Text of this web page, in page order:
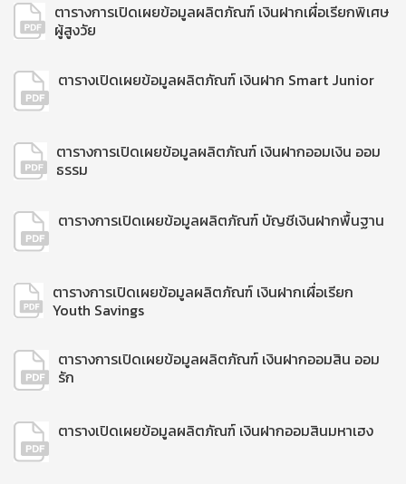
ตารางการเปิดเผยข้อมูลผลิตภัณฑ์ เงินฝากเผื่อเรียกพิเศษ
ผู้สูงวัย
ตารางเปิดเผยข้อมูลผลิตภัณฑ์ เงินฝาก Smart Junior
ตารางการเปิดเผยข้อมูลผลิตภัณฑ์ เงินฝากออมเงิน ออม
ธรรม
ตารางการเปิดเผยข้อมูลผลิตภัณฑ์ บัญชีเงินฝากพื้นฐาน
ตารางการเปิดเผยข้อมูลผลิตภัณฑ์ เงินฝากเผื่อเรียก
Youth Savings
ตารางการเปิดเผยข้อมูลผลิตภัณฑ์ เงินฝากออมสิน ออม
รัก
ตารางเปิดเผยข้อมูลผลิตภัณฑ์ เงินฝากออมสินมหาเฮง